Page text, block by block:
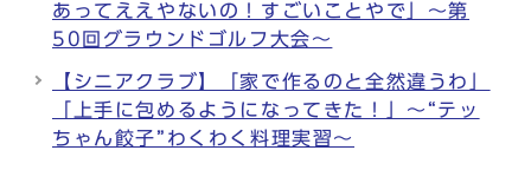
あってええやないの！すごいことやで」～第
50回グラウンドゴルフ大会～
【シニアクラブ】「家で作るのと全然違うわ」
「上手に包めるようになってきた！」～“テッ
ちゃん餃子”わくわく料理実習～